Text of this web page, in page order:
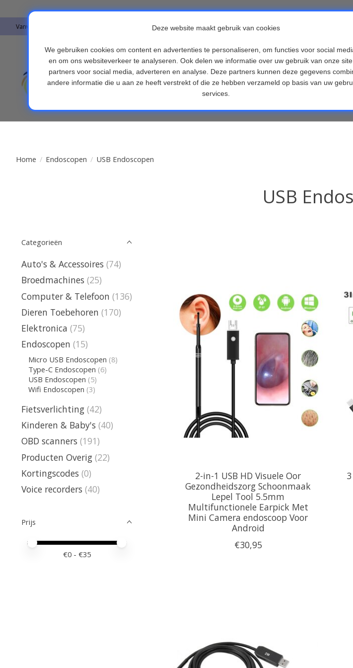
Vanwege vakantie worden er op moment geen pakketjes verstuurd. Alles bestellingen vanaf 09-07-2026 word op 10-
Auto's & Accessoires Broedmachines
Endoscopen
Fietsverlichting Kinderen &
Home / Endoscopen / USB Endoscopen
USB
Categorieën
Auto's & Accessoires (74)
Broedmachines (25)
Computer & Telefoon (136)
Dieren Toebehoren (170)
Elektronica (75)
Endoscopen (15)
Micro USB Endoscopen (8)
Type-C Endoscopen (6)
USB Endoscopen (5)
Wifi Endoscopen (3)
Fietsverlichting (42)
Kinderen & Baby's (40)
OBD scanners (191)
Producten Overig (22)
Kortingscodes (0)
Voice recorders (40)
Prijs
Minimale prijswaarde
Price maximum value
€0- €35
2-in-1 USB HD Visuele Oor
Gezondheidszorg Schoonmaak
Lepel Tool 5.5mm
Multifunctionele Earpick Met
Mini Camera endoscoop Voor
Android
€30,95